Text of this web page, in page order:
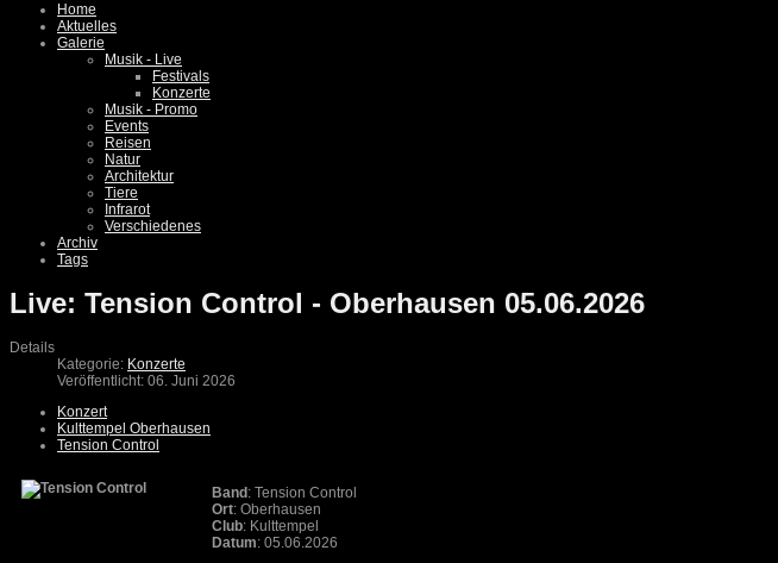
Home
Aktuelles
Galerie
Musik - Live
Festivals
Konzerte
Musik - Promo
Events
Reisen
Natur
Architektur
Tiere
Infrarot
Verschiedenes
Archiv
Tags
Live: Tension Control - Oberhausen 05.06.2026
Details
Kategorie: Konzerte
Veröffentlicht: 06. Juni 2026
Konzert
Kulttempel Oberhausen
Tension Control
Band : Tension Control
Ort: Oberhausen
Club: Kulttempel
Datum: 05.06.2026